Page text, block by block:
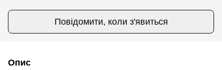
Повідомити, коли з'явиться
Опис